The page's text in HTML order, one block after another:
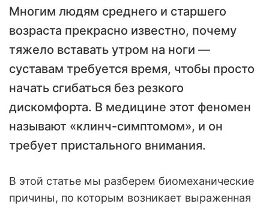
Многим людям среднего и старшего
возраста прекрасно известно, почему
тяжело вставать утром на ноги —
суставам требуется время, чтобы просто
начать сгибаться без резкого
дискомфорта. В медицине этот феномен
называют «клинч-симптомом», и он
требует пристального внимания.
В этой статье мы разберем биомеханические
причины, по которым возникает выраженная